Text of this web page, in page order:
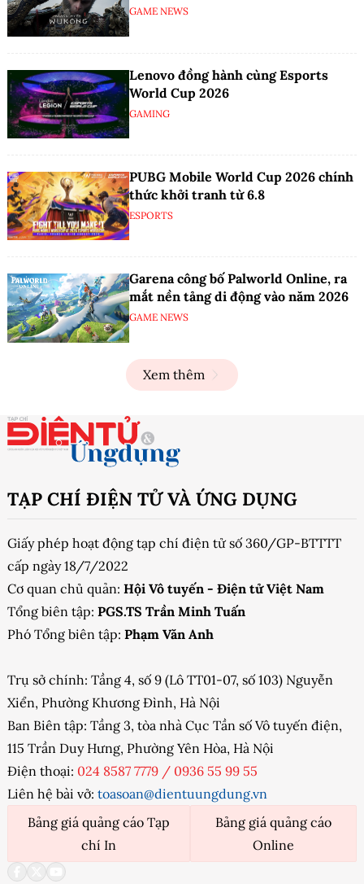
GAME NEWS
Lenovo đồng hành cùng Esports
World Cup 2026
GAMING
PUBG Mobile World Cup 2026 chính
thức khởi tranh từ 6.8
ESPORTS
Garena công bố Palworld Online, ra
mắt nền tảng di động vào năm 2026
GAME NEWS
Xem thêm
TẠP CHÍ ĐIỆN TỬ VÀ ỨNG DỤNG
Giấy phép hoạt động tạp chí điện tử số 360/GP-BTTTT
cấp ngày 18/7/2022
Cơ quan chủ quản: Hội Vô tuyến - Điện tử Việt Nam
Tổng biên tập: PGS.TS Trần Minh Tuấn
Phó Tổng biên tập: Phạm Văn Anh
Trụ sở chính: Tầng 4, số 9 (Lô TT01-07, số 103) Nguyễn
Xiển, Phường Khương Đình, Hà Nội
Ban Biên tập: Tầng 3, tòa nhà Cục Tần số Vô tuyến điện,
115 Trần Duy Hưng, Phường Yên Hòa, Hà Nội
Điện thoại: 024 8587 7779 / 0936 55 99 55
Liên hệ bài vở: toasoan@dientuungdung.vn
Bảng giá quảng cáo Tạp
chí In
Bảng giá quảng cáo
Online